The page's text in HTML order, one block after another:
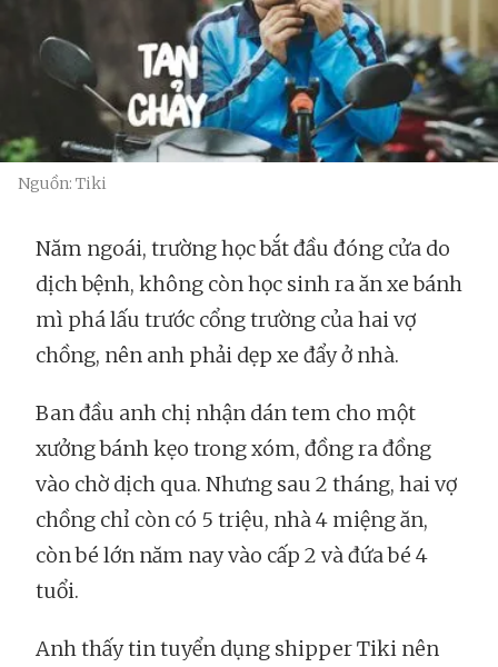
Nguồn: Tiki
Năm ngoái, trường học bắt đầu đóng cửa do
dịch bệnh, không còn học sinh ra ăn xe bánh
mì phá lấu trước cổng trường của hai vợ
chồng, nên anh phải dẹp xe đẩy ở nhà.
Ban đầu anh chị nhận dán tem cho một
xưởng bánh kẹo trong xóm, đồng ra đồng
vào chờ dịch qua. Nhưng sau 2 tháng, hai vợ
chồng chỉ còn có 5 triệu, nhà 4 miệng ăn,
còn bé lớn năm nay vào cấp 2 và đứa bé 4
tuổi.
Anh thấy tin tuyển dụng shipper Tiki nên